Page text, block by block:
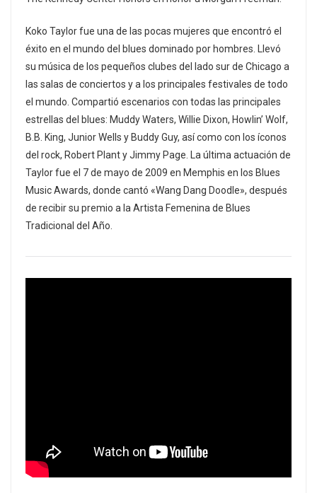
Koko Taylor fue una de las pocas mujeres que encontró el
éxito en el mundo del blues dominado por hombres. Llevó
su música de los pequeños clubes del lado sur de Chicago a
las salas de conciertos y a los principales festivales de todo
el mundo. Compartió escenarios con todas las principales
estrellas del blues: Muddy Waters, Willie Dixon, Howlin’ Wolf,
B.B. King, Junior Wells y Buddy Guy, así como con los íconos
del rock, Robert Plant y Jimmy Page. La última actuación de
Taylor fue el 7 de mayo de 2009 en Memphis en los Blues
Music Awards, donde cantó «Wang Dang Doodle», después
de recibir su premio a la Artista Femenina de Blues
Tradicional del Año.